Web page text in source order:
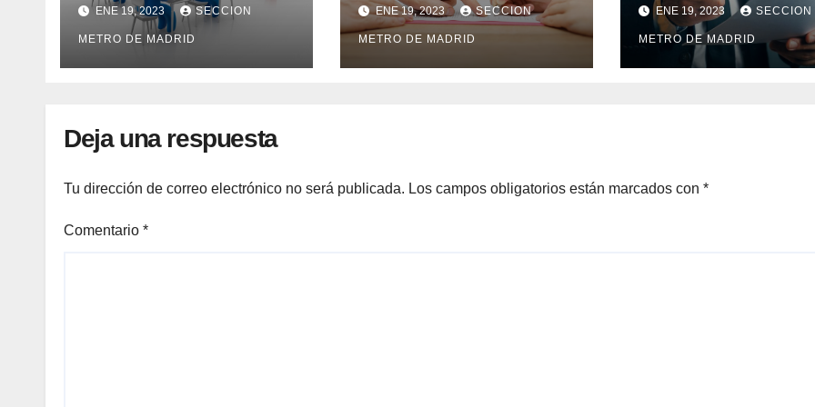
ENE 19, 2023 SECCION
METRO DE MADRID
2021.
ENE 19, 2023 SECCION
METRO DE MADRID
CONVENIO
ENE 19, 2023 SECCION
METRO DE MADRID
Deja una respuesta
Tu dirección de correo electrónico no será publicada. Los campos obligatorios están marcados con *
Comentario *